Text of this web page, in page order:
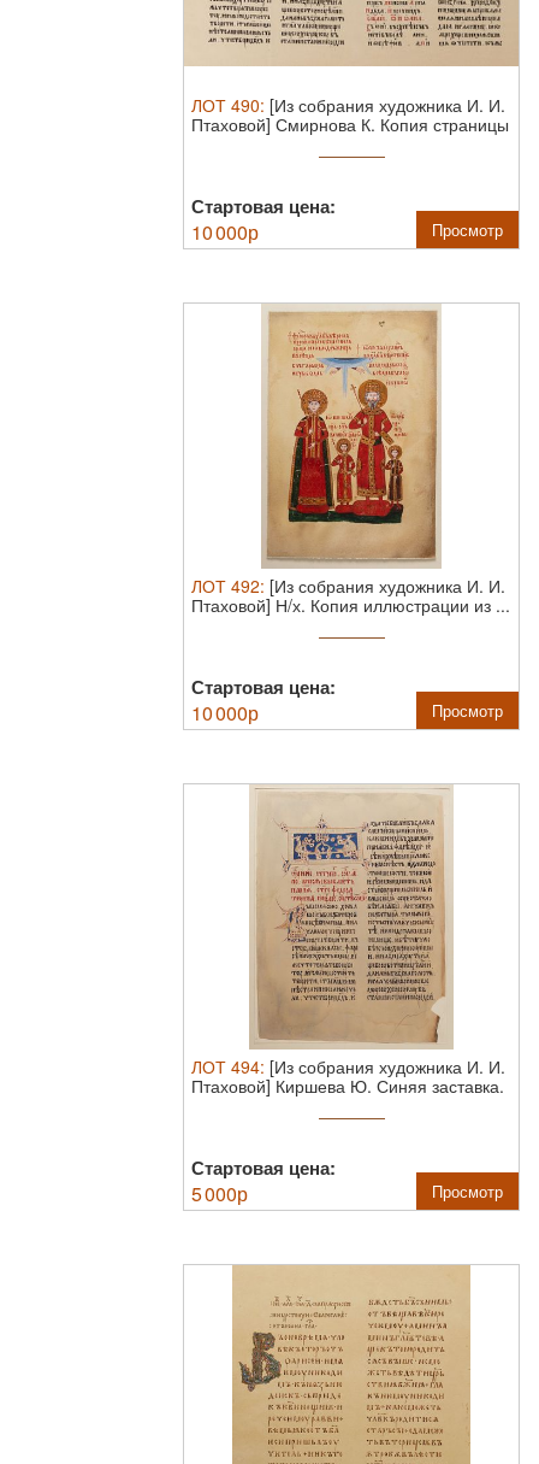
ЛОТ 490: [Из собрания художника И. И.
Птаховой] Смирнова К. Копия страницы
Стартовая цена:
10 000р Просмотр
ЛОТ 492: [Из собрания художника И. И.
Птаховой] Н/х. Копия иллюстрации из ...
Стартовая цена:
10 000р Просмотр
ЛОТ 494: [Из собрания художника И. И.
Птаховой] Киршева Ю. Синяя заставка.
Стартовая цена:
5 000р Просмотр